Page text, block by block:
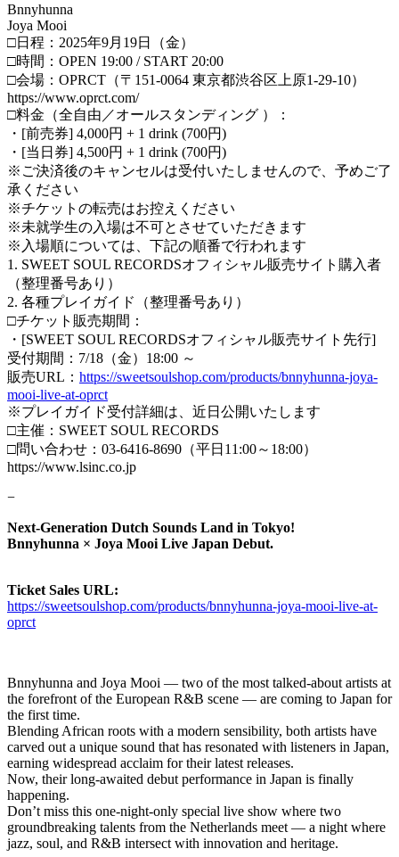
Bnnyhunna
Joya Mooi
□日程：2025年9月19日（金）
□時間：OPEN 19:00 / START 20:00
□会場：OPRCT（〒151-0064 東京都渋谷区上原1-29-10）
https://www.oprct.com/
□料金（全自由／オールスタンディング ）：
・[前売券] 4,000円 + 1 drink (700円)
・[当日券] 4,500円 + 1 drink (700円)
※ご決済後のキャンセルは受付いたしませんので、予めご了
承ください
※チケットの転売はお控えください
※未就学生の入場は不可とさせていただきます
※入場順については、下記の順番で行われます
1. SWEET SOUL RECORDSオフィシャル販売サイト購入者
（整理番号あり）
2. 各種プレイガイド（整理番号あり）
□チケット販売期間：
・[SWEET SOUL RECORDSオフィシャル販売サイト先行]
受付期間：7/18（金）18:00 ～
販売URL： https://sweetsoulshop.com/products/bnnyhunna-joya-
mooi-live-at-oprct
※プレイガイド受付詳細は、近日公開いたします
□主催：SWEET SOUL RECORDS
□問い合わせ：03-6416-8690（平日11:00～18:00）
https://www.lsinc.co.jp
−
Next-Generation Dutch Sounds Land in Tokyo!
Bnnyhunna × Joya Mooi Live Japan Debut.
Ticket Sales URL:
https://sweetsoulshop.com/products/bnnyhunna-joya-mooi-live-at-
oprct
Bnnyhunna and Joya Mooi — two of the most talked-about artists at
the forefront of the European R&B scene — are coming to Japan for
the first time.
Blending African roots with a modern sensibility, both artists have
carved out a unique sound that has resonated with listeners in Japan,
earning widespread acclaim for their latest releases.
Now, their long-awaited debut performance in Japan is finally
happening.
Don’t miss this one-night-only special live show where two
groundbreaking talents from the Netherlands meet — a night where
jazz, soul, and R&B intersect with innovation and heritage.